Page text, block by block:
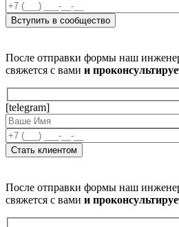
После отправки формы наш
свяжется с вами и
[telegram]
После отправки формы наш
свяжется с вами и